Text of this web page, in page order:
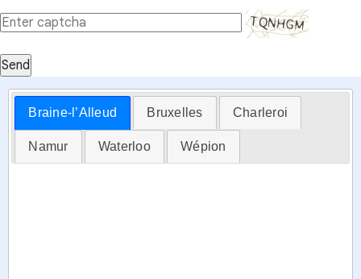
Send
Braine-l’Alleud Bruxelles Charleroi
Namur Waterloo Wépion